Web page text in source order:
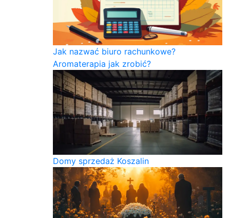
Jak nazwać biuro rachunkowe?
Aromaterapia jak zrobić?
Domy sprzedaż Koszalin